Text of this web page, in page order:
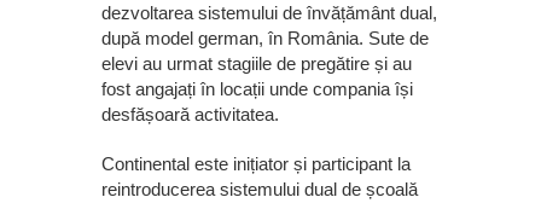
dezvoltarea sistemului de învățământ dual,
după model german, în România. Sute de
elevi au urmat stagiile de pregătire și au
fost angajați în locații unde compania își
desfășoară activitatea.
Continental este inițiator și participant la
reintroducerea sistemului dual de școală